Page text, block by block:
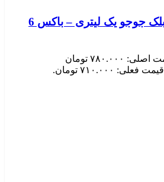
آبجو بدون الکل بلک جوجو یک لیتری – باکس 6
قیمت اصلی: ۷۸۰.۰۰۰ تومان
قیمت فعلی: ۷۱۰.۰۰۰ تومان.